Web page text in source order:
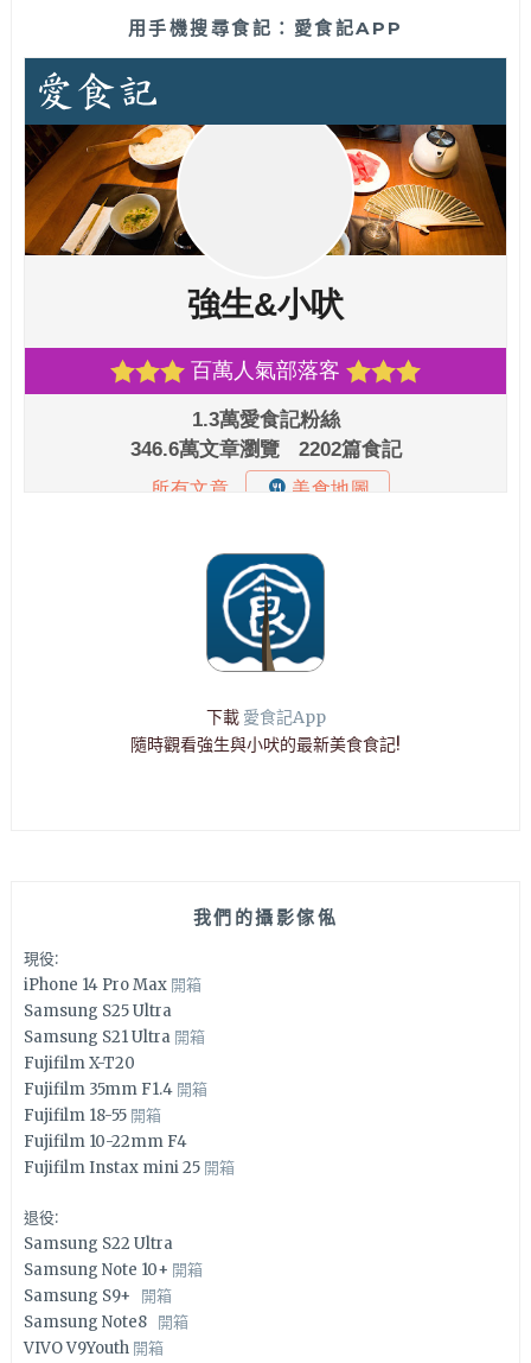
用手機搜尋食記：愛食記APP
下載 愛食記App
隨時觀看強生與小吠的最新美食食記!
我們的攝影傢俬
現役:
iPhone 14 Pro Max 開箱
Samsung S25 Ultra
Samsung S21 Ultra 開箱
Fujifilm X-T20
Fujifilm 35mm F1.4 開箱
Fujifilm 18-55 開箱
Fujifilm 10-22mm F4
Fujifilm Instax mini 25 開箱
退役:
Samsung S22 Ultra
Samsung Note 10+ 開箱
Samsung S9+ 開箱
Samsung Note8 開箱
VIVO V9Youth 開箱